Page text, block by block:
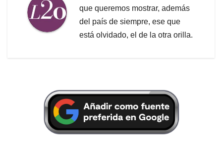
que queremos mostrar, además
del país de siempre, ese que
está olvidado, el de la otra orilla.